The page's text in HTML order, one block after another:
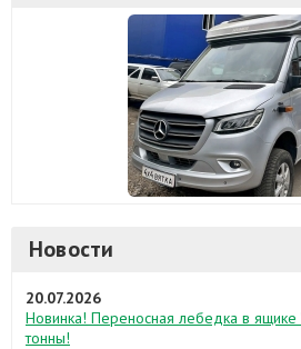
Новости
20.07.2026
Новинка! Переносная лебедка в ящике
тонны!